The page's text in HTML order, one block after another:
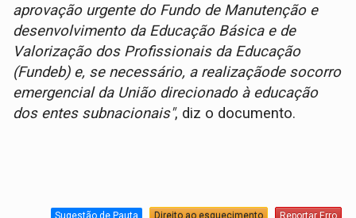
aprovação urgente do Fundo de Manutenção e
desenvolvimento da Educação Básica e de
Valorização dos Profissionais da Educação
(Fundeb) e, se necessário, a realizaçãode socorro
emergencial da União direcionado à educação
dos entes subnacionais", diz o documento.
Sugestão de Pauta Direito ao esquecimento Reportar Erro